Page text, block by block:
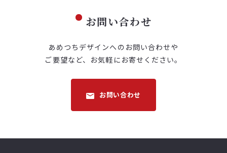
お問い合わせ
あめつちデザインへのお問い合わせや
ご要望など、 お気軽にお寄せください。
お問い合わせ